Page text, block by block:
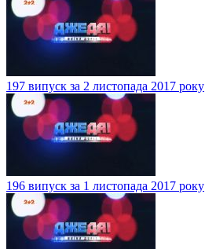
197 випуск за 2 листопада 2017 року
196 випуск за 1 листопада 2017 року